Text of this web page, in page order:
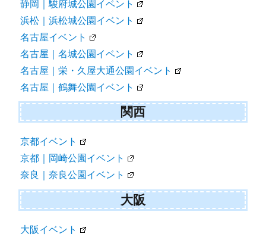
静岡｜駿府城公園イベント
浜松｜浜松城公園イベント
名古屋イベント
名古屋｜名城公園イベント
名古屋｜栄・久屋大通公園イベント
名古屋｜鶴舞公園イベント
関西
京都イベント
京都｜岡崎公園イベント
奈良｜奈良公園イベント
大阪
大阪イベント